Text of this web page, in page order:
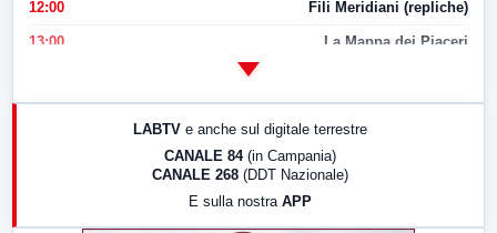
12:00 Fili Meridiani (repliche)
13:00 La Mappa dei Piaceri
17:00 LabNews (replica)
LABTV e anche sul digitale terrestre
CANALE 84 (in Campania)
CANALE 268 (DDT Nazionale)
E sulla nostra APP